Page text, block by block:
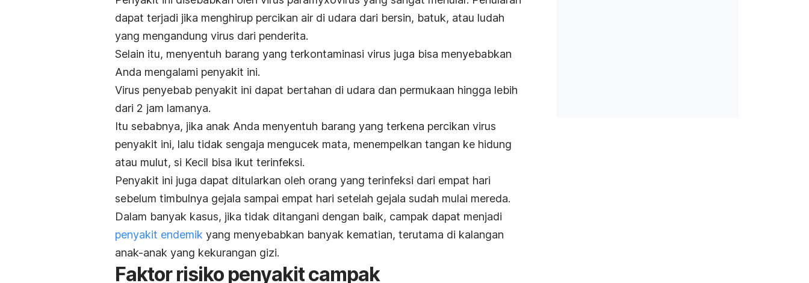
dapat terjadi jika menghirup percikan air di udara dari bersin, batuk, atau ludah
yang mengandung virus dari penderita.
Selain itu, menyentuh barang yang terkontaminasi virus juga bisa menyebabkan
Anda mengalami penyakit ini.
Virus penyebab penyakit ini dapat bertahan di udara dan permukaan hingga lebih
dari 2 jam lamanya.
Itu sebabnya, jika anak Anda menyentuh barang yang terkena percikan virus
penyakit ini, lalu tidak sengaja mengucek mata, menempelkan tangan ke hidung
atau mulut, si Kecil bisa ikut terinfeksi.
Penyakit ini juga dapat ditularkan oleh orang yang terinfeksi dari empat hari
sebelum timbulnya gejala sampai empat hari setelah gejala sudah mulai mereda.
Dalam banyak kasus, jika tidak ditangani dengan baik, campak dapat menjadi
penyakit endemik yang menyebabkan banyak kematian, terutama di kalangan
anak-anak yang kekurangan gizi.
Faktor risiko penyakit campak